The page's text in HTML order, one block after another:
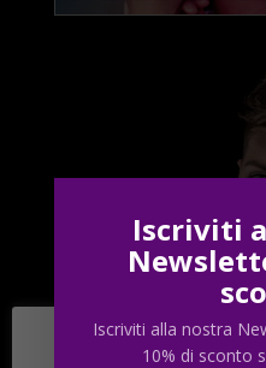
Cookie Policy &
Iscriviti
Iscriviti alla nostra
10% di sconto